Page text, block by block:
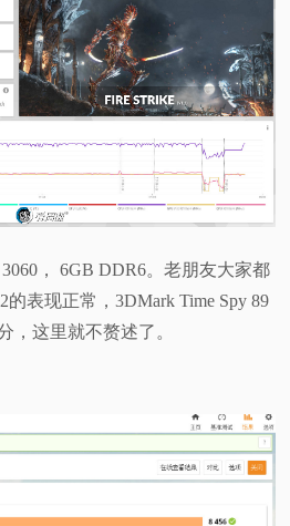
， 6GB DDR6。老朋友大家都
的表现正常，3DMark Time Spy 89
，这里就不赘述了。